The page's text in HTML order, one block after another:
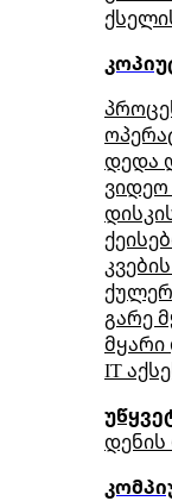
დედა
ვიდეო
გარე
მყარი
IT